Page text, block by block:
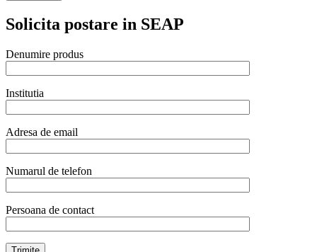
Solicita postare in SEAP
Denumire produs
Institutia
Adresa de email
Numarul de telefon
Persoana de contact